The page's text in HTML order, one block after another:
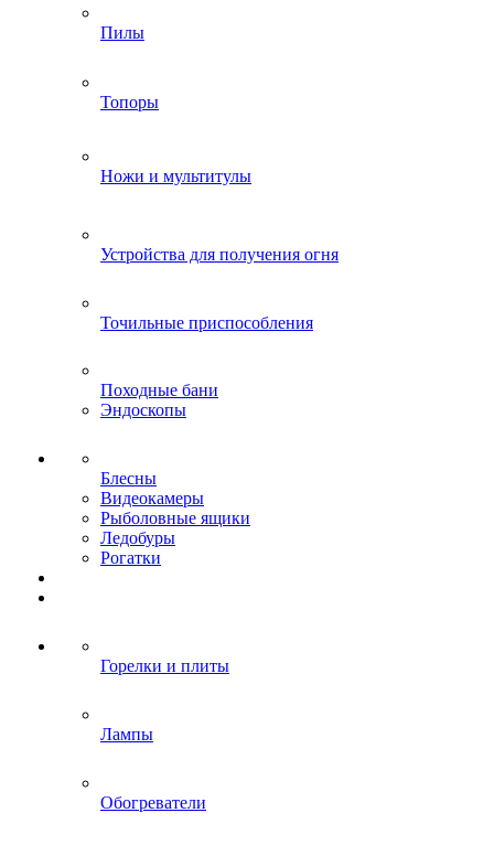
Пилы
Топоры
Ножи и мультитулы
Устройства для получения огня
Точильные приспособления
Походные бани
Эндоскопы
Блесны
Видеокамеры
Рыболовные ящики
Ледобуры
Рогатки
Горелки и плиты
Лампы
Обогреватели